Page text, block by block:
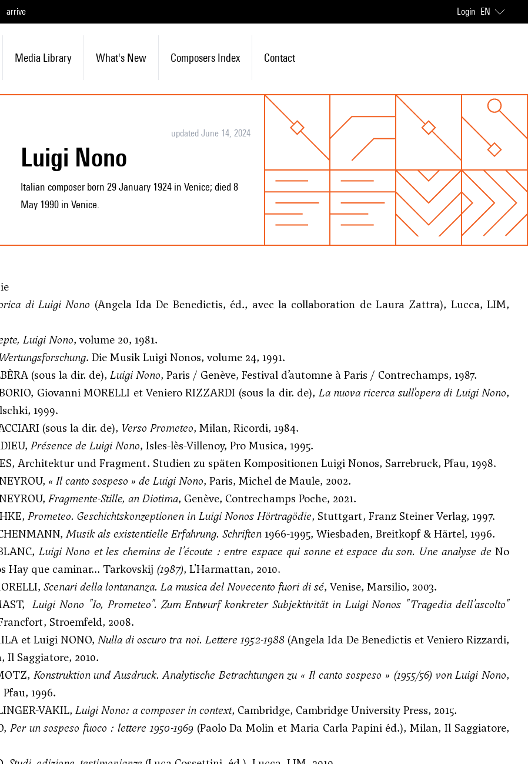
arrive Login EN
Media Library What's New Composers Index Contact
updated June 14, 2024
Luigi Nono
Italian composer born 29 January 1924 in Venice; died 8
May 1990 in Venice.
di Luigi Nono (Angela Ida De Benedictis, éd., avec la collaboration de Laura Zattra), Lucca, LIM,
Luigi Nono, volume 20, 1981.
. Die Musik Luigi Nonos, volume 24, 1991.
(sous la dir. de), Luigi Nono, Paris / Genève, Festival d’automne à Paris / Contrechamps, 1987.
Giovanni MORELLI et Veniero RIZZARDI (sous la dir. de), La nuova ricerca sull’opera di Luigi Nono,
1999.
(sous la dir. de), Verso Prometeo, Milan, Ricordi, 1984.
Présence de Luigi Nono, Isles-lès-Villenoy, Pro Musica, 1995.
Architektur und Fragment. Studien zu späten Kompositionen Luigi Nonos, Sarrebruck, Pfau, 1998.
« Il canto sospeso » de Luigi Nono, Paris, Michel de Maule, 2002.
Fragmente-Stille, an Diotima, Genève, Contrechamps Poche, 2021.
Prometeo. Geschichtskonzeptionen in Luigi Nonos Hörtragödie, Stuttgart, Franz Steiner Verlag, 1997.
Musik als existentielle Erfahrung. Schriften 1966-1995, Wiesbaden, Breitkopf & Härtel, 1996.
Luigi Nono et les chemins de l'écoute : entre espace qui sonne et espace du son. Une analyse de No
Hay que caminar... Tarkovskij (1987), L'Harmattan, 2010.
Scenari della lontananza. La musica del Novecento fuori di sé, Venise, Marsilio, 2003.
Luigi Nono "Io, Prometeo". Zum Entwurf konkreter Subjektivität in Luigi Nonos "Tragedia dell'ascolto"
Stroemfeld, 2008.
et Luigi NONO,Nulla di oscuro tra noi. Lettere 1952-1988 (Angela Ida De Benedictis et Veniero Rizzardi,
Il Saggiatore, 2010.
Konstruktion und Ausdruck. Analytische Betrachtungen zu « Il canto sospeso » (1955/56) von Luigi Nono,
1996.
VAKIL, Luigi Nono: a composer in context, Cambridge, Cambridge University Press, 2015.
Per un sospeso fuoco : lettere 1950-1969 (Paolo Da Molin et Maria Carla Papini éd.), Milan, Il Saggiatore,